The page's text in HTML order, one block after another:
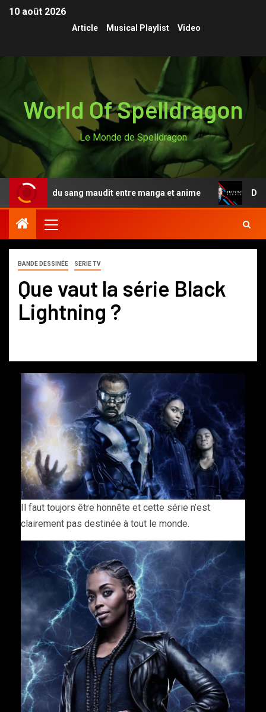
10 août 2026
Article Musical Playlist Video
World Of Spelldragon
Le Monde de Spelldragon
maudit entre manga et anime Designated
BANDE DESSINÉE SERIE TV
Que vaut la série Black
Lightning ?
Il faut toujors être honnête et cette série n’est
clairement pas destinée à tout le monde.